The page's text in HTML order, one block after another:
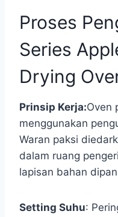
Proses
Series
Drying
Prinsip Kerja:Oven
menggunakan
Waran paksi
dalam ruang
lapisan bahan
Setting Suhu: